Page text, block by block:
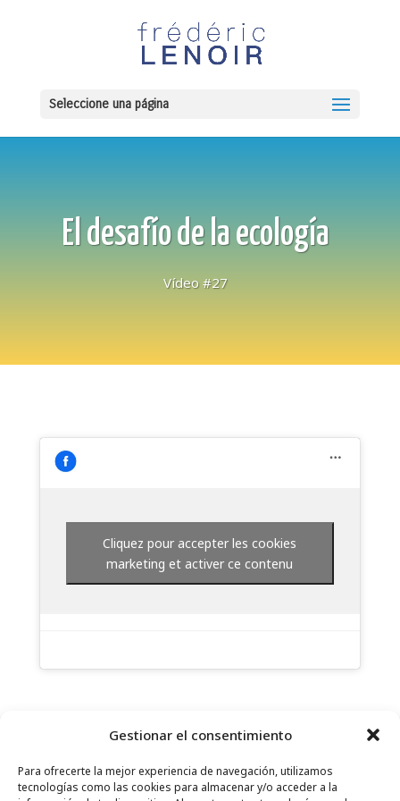
Gestionar el consentimiento
Para ofrecerte la mejor experiencia de navegación, utilizamos
tecnologías como las cookies para almacenar y/o acceder a la
Seleccione una página
El desafío de la ecología
Vídeo #27
Cliquez pour accepter les cookies
marketing et activer ce contenu